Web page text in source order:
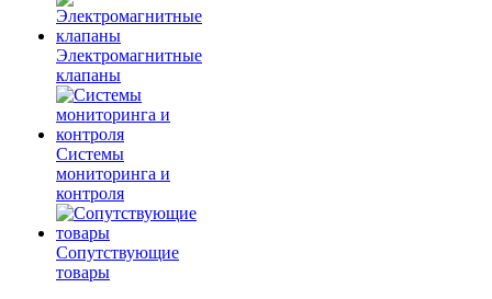
Электромагнитные
клапаны
Системы
мониторинга и
контроля
Сопутствующие
товары